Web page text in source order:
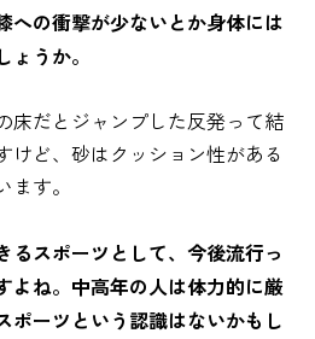
への衝撃が少ないとか身体には
うか。
床だとジャンプした反発って結
けど、砂はクッション性がある
す。
スポーツとして、今後流行っ
よね。中高年の人は体力的に厳
ポーツという認識はないかもし